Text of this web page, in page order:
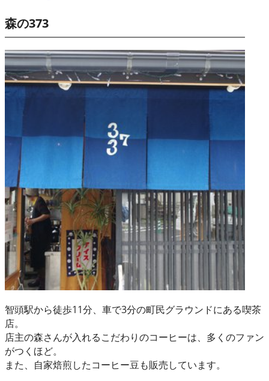
森の373
智頭駅から徒歩11分、車で3分の町民グラウンドにある喫茶
店。
店主の森さんが入れるこだわりのコーヒーは、多くのファン
がつくほど。
また、自家焙煎したコーヒー豆も販売しています。